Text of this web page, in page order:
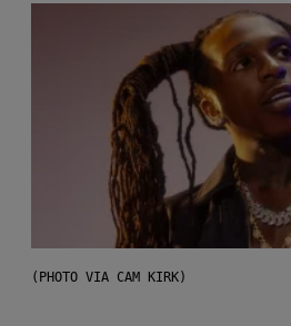
(PHOTO VIA CAM KIRK)